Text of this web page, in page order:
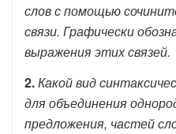
слов с помощью
связи. Графически
выражения этих связей.
2.Какой вид
для объединения
предложения, частей